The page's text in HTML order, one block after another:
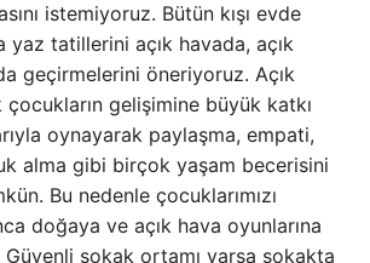
istemiyoruz. Bütün kışı evde
tatillerini açık havada, açık
geçirmelerini öneriyoruz. Açık
gelişimine büyük katkı
oynayarak paylaşma, empati,
alma gibi birçok yaşam becerisini
Bu nedenle çocuklarımızı
doğaya ve açık hava oyunlarına
sokak ortamı varsa sokakta